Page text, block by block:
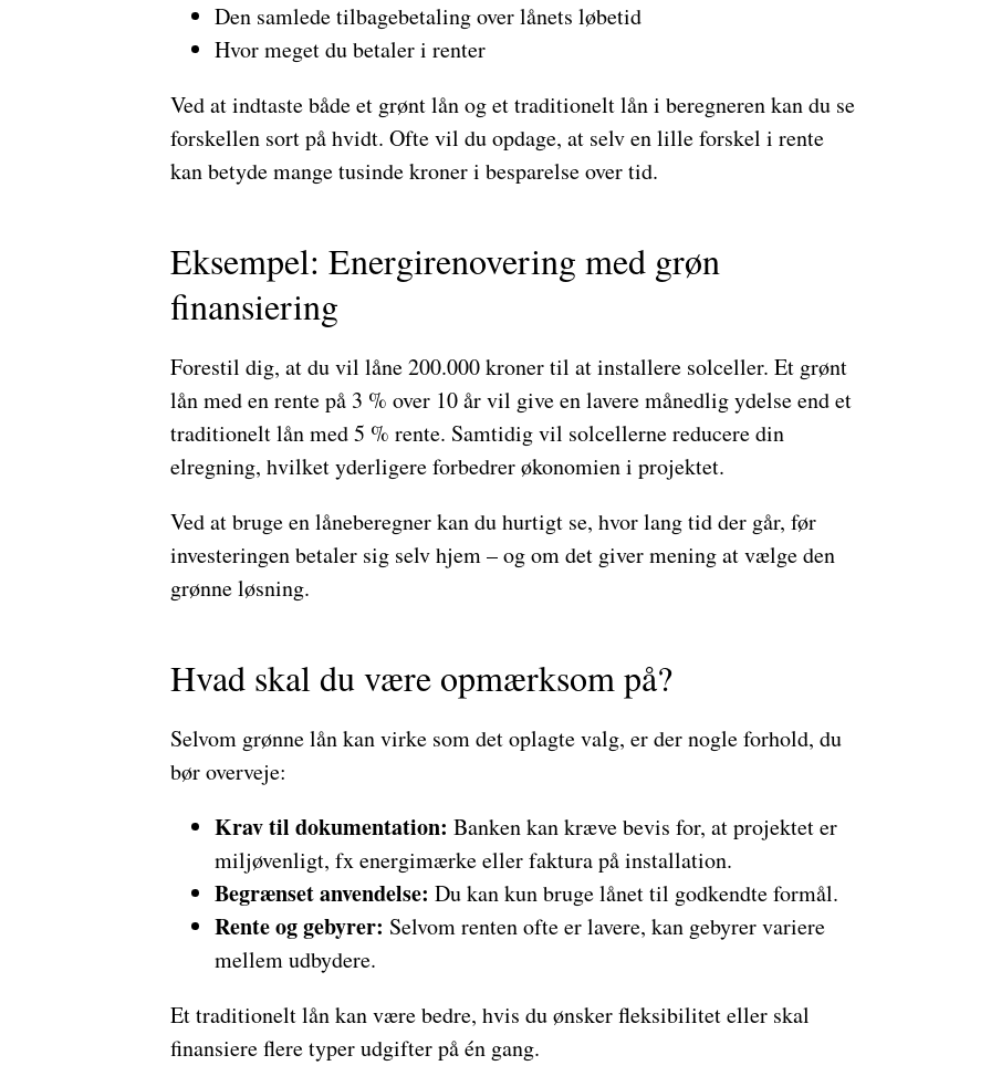
Den samlede tilbagebetaling over lånets løbetid
Hvor meget du betaler i renter
Ved at indtaste både et grønt lån og et traditionelt lån i beregneren kan du se
forskellen sort på hvidt. Ofte vil du opdage, at selv en lille forskel i rente
kan betyde mange tusinde kroner i besparelse over tid.
Eksempel: Energirenovering med grøn
finansiering
Forestil dig, at du vil låne 200.000 kroner til at installere solceller. Et grønt
lån med en rente på 3 % over 10 år vil give en lavere månedlig ydelse end et
traditionelt lån med 5 % rente. Samtidig vil solcellerne reducere din
elregning, hvilket yderligere forbedrer økonomien i projektet.
Ved at bruge en låneberegner kan du hurtigt se, hvor lang tid der går, før
investeringen betaler sig selv hjem – og om det giver mening at vælge den
grønne løsning.
Hvad skal du være opmærksom på?
Selvom grønne lån kan virke som det oplagte valg, er der nogle forhold, du
bør overveje:
Krav til dokumentation: Banken kan kræve bevis for, at projektet er
miljøvenligt, fx energimærke eller faktura på installation.
Begrænset anvendelse: Du kan kun bruge lånet til godkendte formål.
Rente og gebyrer: Selvom renten ofte er lavere, kan gebyrer variere
mellem udbydere.
Et traditionelt lån kan være bedre, hvis du ønsker fleksibilitet eller skal
finansiere flere typer udgifter på én gang.